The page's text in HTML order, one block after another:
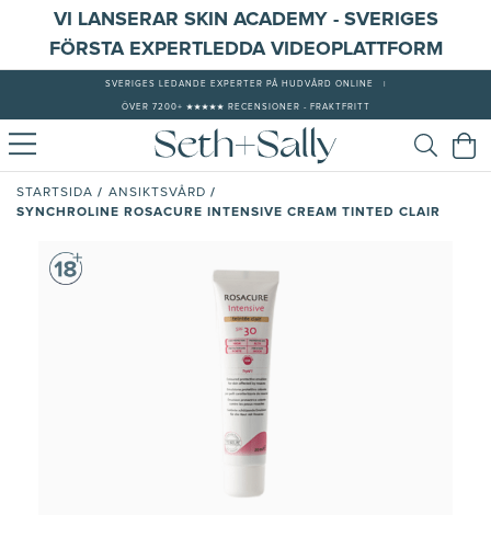
VI LANSERAR SKIN ACADEMY - SVERIGES
FÖRSTA EXPERTLEDDA VIDEOPLATTFORM
SVERIGES LEDANDE EXPERTER PÅ HUDVÅRD ONLINE
ÖVER 7200+ ★★★★★ RECENSIONER - FRAKTFRITT
STARTSIDA / ANSIKTSVÅRD /
SYNCHROLINE ROSACURE INTENSIVE CREAM TINTED CLAIR